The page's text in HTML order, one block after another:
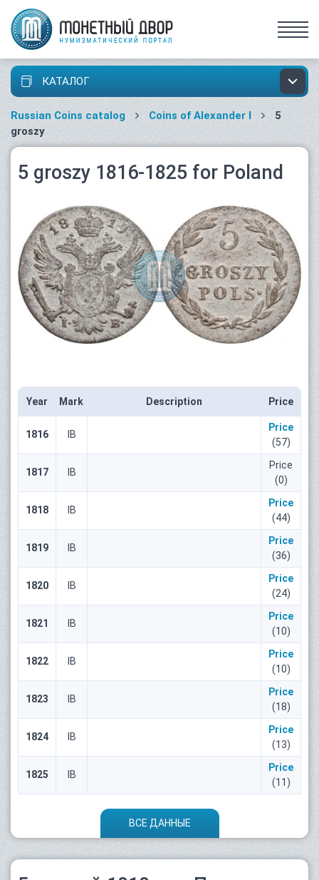
КАТАЛОГ
Russian Coins catalog Coins of Alexander I
5
groszy
5 groszy 1816-1825 for Poland
Year Mark Description Price
1816 IB
Price
(57)
1817 IB
Price
(0)
1818 IB
Price
(44)
1819 IB
Price
(36)
1820 IB
Price
(24)
1821 IB
Price
(10)
1822 IB
Price
(10)
1823 IB
Price
(18)
1824 IB
Price
(13)
1825 IB
Price
(11)
ВСЕ ДАННЫЕ